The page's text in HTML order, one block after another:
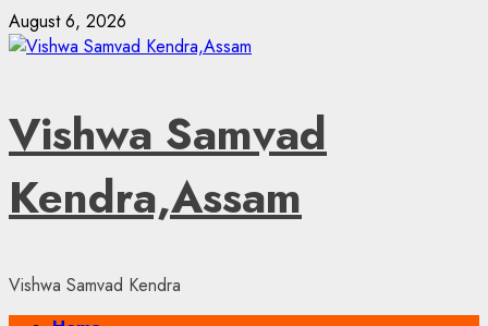
Skip
to
August 6, 2026
Vishwa Samvad
Kendra,Assam
Vishwa Samvad Kendra